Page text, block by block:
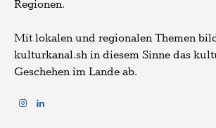
Regionen.
Mit lokalen und regionalen Themen
kulturkanal.sh in diesem Sinne das
Geschehen im Lande ab.